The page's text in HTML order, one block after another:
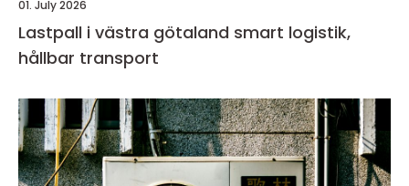
01. July 2026
Lastpall i västra götaland smart logistik,
hållbar transport